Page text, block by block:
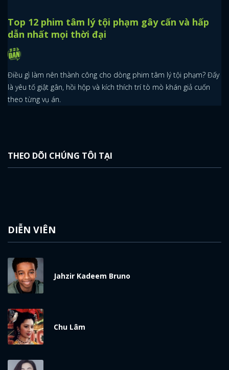
Top 12 phim tâm lý tội phạm gây cấn và hấp
dẫn nhất mọi thời đại
Điều gì làm nên thành công cho dòng phim tâm lý tội phạm? Đấy
là yêu tố giật gân, hồi hộp và kích thích trí tò mò khán giả cuốn
theo từng vụ án.
THEO DÕI CHÚNG TÔI TẠI
DIỄN VIÊN
Jahzir Kadeem Bruno
Chu Lâm